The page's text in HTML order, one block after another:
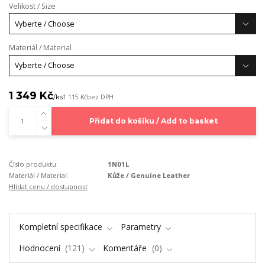
Velikost / Size
Materiál / Material
1 349 Kč/ks1 115 Kčbez DPH
Přidat do košíku / Add to basket
Číslo produktu:
1N01L
Materiál / Material:
Kůže / Genuine Leather
Hlídat cenu / dostupnost
Kompletní specifikace
Parametry
Hodnocení
121 Komentáře 0